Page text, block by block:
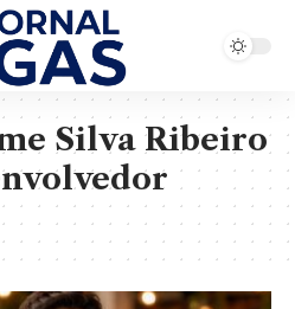
Silva Ribeiro